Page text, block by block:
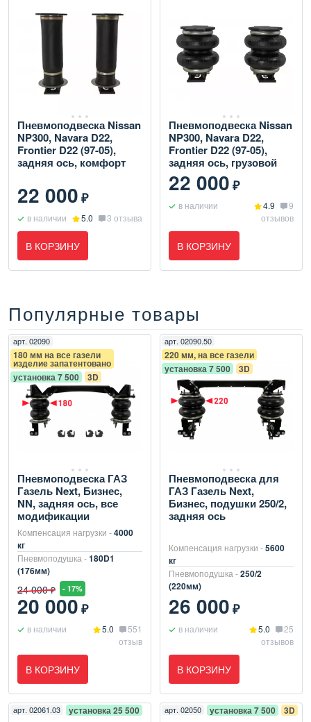
Пневмоподвеска Nissan
NP300, Navara D22,
Frontier D22 (97-05),
задняя ось, комфорт
22 000₽
в наличии 5.0 3 отзыва
В КОРЗИНУ
Пневмоподвеска Nissan
NP300, Navara D22,
Frontier D22 (97-05),
задняя ось, грузовой
22 000₽
в наличии 4.9
9
отзывов
В КОРЗИНУ
Популярные товары
арт. 02090
180 мм на все газели
изделие запатентовано
установка 7 500
3D
Пневмоподвеска ГАЗ
Газель Next, Бизнес,
NN, задняя ось, все
модификации
Компенсация нагрузки -4000
кг
Пневмоподушка -180D1
(176мм)
24 000 ₽ - 17%
20 000₽
в наличии 5.0
551
отзыв
В КОРЗИНУ
арт. 02090.50
220 мм, на все газели
установка 7 500
3D
Пневмоподвеска для
ГАЗ Газель Next,
Бизнес, подушки 250/2,
задняя ось
Компенсация нагрузки -5600
кг
Пневмоподушка -250/2
(220мм)
26 000₽
в наличии 5.0
25
отзывов
В КОРЗИНУ
арт. 02061.03 установка 25 500 арт. 02050 установка 7 500 3D